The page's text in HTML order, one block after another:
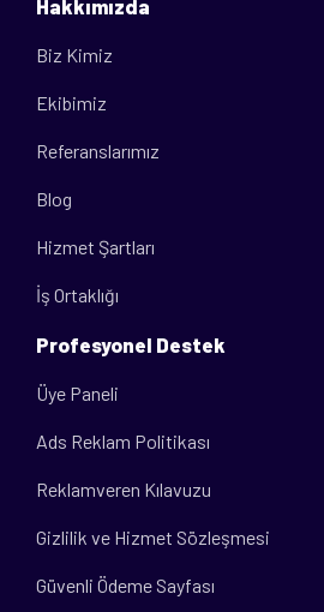
Hakkımızda
Biz Kimiz
Ekibimiz
Referanslarımız
Blog
Hizmet Şartları
İş Ortaklığı
Profesyonel Destek
Üye Paneli
Ads Reklam Politikası
Reklamveren Kılavuzu
Gizlilik ve Hizmet Sözleşmesi
Güvenli Ödeme Sayfası